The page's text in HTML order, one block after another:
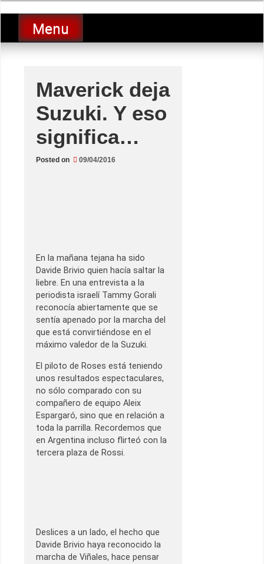
to
contentLucio Lopez GP
luciolopezgp
Menu
Maverick deja
Suzuki. Y eso
significa…
Posted on 09/04/2016
En la mañana tejana ha sido
Davide Brivio quien hacía saltar la
liebre. En una entrevista a la
periodista israelí Tammy Gorali
reconocía abiertamente que se
sentía apenado por la marcha del
que está convirtiéndose en el
máximo valedor de la Suzuki.
El piloto de Roses está teniendo
unos resultados espectaculares,
no sólo comparado con su
compañero de equipo Aleix
Espargaró, sino que en relación a
toda la parrilla. Recordemos que
en Argentina incluso flirteó con la
tercera plaza de Rossi.
Deslices a un lado, el hecho que
Davide Brivio haya reconocido la
marcha de Viñales, hace pensar